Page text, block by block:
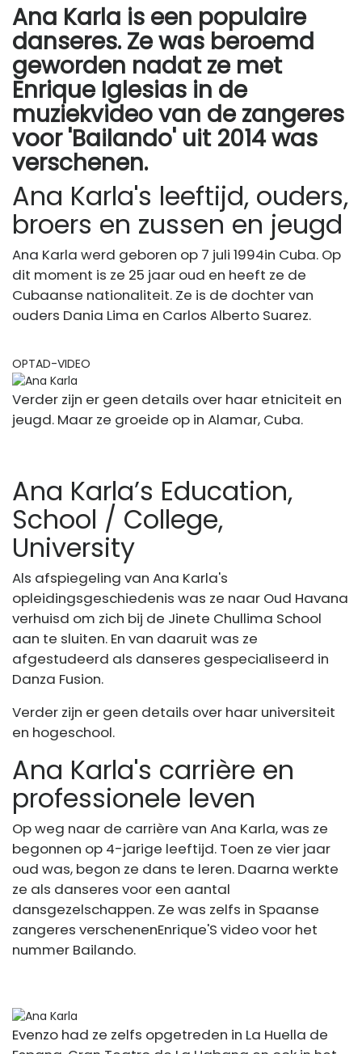
Ana Karla is een populaire
danseres. Ze was beroemd
geworden nadat ze met
Enrique Iglesias in de
muziekvideo van de zangeres
voor 'Bailando' uit 2014 was
verschenen.
Ana Karla's leeftijd, ouders,
broers en zussen en jeugd
Ana Karla werd geboren op 7 juli 1994in Cuba. Op
dit moment is ze 25 jaar oud en heeft ze de
Cubaanse nationaliteit. Ze is de dochter van
ouders Dania Lima en Carlos Alberto Suarez.
OPTAD-VIDEO
Verder zijn er geen details over haar etniciteit en
jeugd. Maar ze groeide op in Alamar, Cuba.
Ana Karla’s Education,
School / College,
University
Als afspiegeling van Ana Karla's
opleidingsgeschiedenis was ze naar Oud Havana
verhuisd om zich bij de Jinete Chullima School
aan te sluiten. En van daaruit was ze
afgestudeerd als danseres gespecialiseerd in
Danza Fusion.
Verder zijn er geen details over haar universiteit
en hogeschool.
Ana Karla's carrière en
professionele leven
Op weg naar de carrière van Ana Karla, was ze
begonnen op 4-jarige leeftijd. Toen ze vier jaar
oud was, begon ze dans te leren. Daarna werkte
ze als danseres voor een aantal
dansgezelschappen. Ze was zelfs in Spaanse
zangeres verschenenEnrique'S video voor het
nummer Bailando.
Evenzo had ze zelfs opgetreden in La Huella de